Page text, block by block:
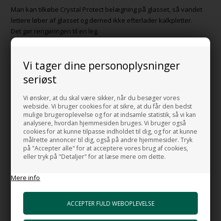
Vi tager dine personoplysninger
seriøst
Vi ønsker, at du skal være sikker, når du besøger vores
webside. Vi bruger cookies for at sikre, at du får den bedst
mulige brugeroplevelse og for at indsamle statistik, så vi kan
analysere, hvordan hjemmesiden bruges. Vi bruger også
cookies for at kunne tilpasse indholdet til dig, og for at kunne
målrette annoncer til dig, også på andre hjemmesider. Tryk
på "Accepter alle" for at acceptere vores brug af cookies,
eller tryk på "Detaljer" for at læse mere om dette.
Mere info
Man kan tilkøbe Crystal Protect belægning på glasset, så vandet
lettere løber af glasset og derned ikke efterlader kalkpletter.
Det gør rengøringen til en leg.
For at gøre rengøringen så let som muligt er døren udstyret med et
forneden, når der skal gøres rent mellem de to glas.
GODT AT VIDE OM SERIEN:
Prisen er for komplet bruse skydedør med ramme i aluminium og
med 6 mm. sikkerhedsglas
Den flotte Alu. ramme kan justeres totalt op tll 2 cm. for skæve
vægge.
bruseniche dør,.
Man vælger ved bestilling om indgangsåbningen skal være til
højre eller venstre, set udefra.